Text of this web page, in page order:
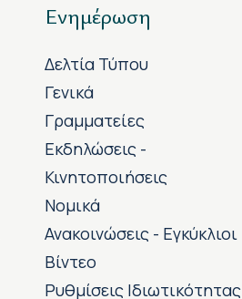
Ενημέρωση
Δελτία Τύπου
Γενικά
Γραμματείες
Εκδηλώσεις -
Κινητοποιήσεις
Νομικά
Ανακοινώσεις - Εγκύκλιοι
Βίντεο
Ρυθμίσεις Ιδιωτικότητας